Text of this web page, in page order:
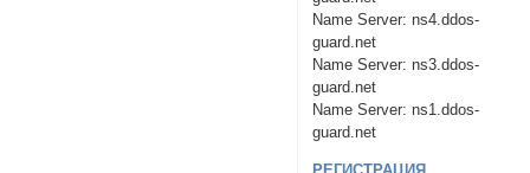
Name Server: ns4.ddos-
guard.net
Name Server: ns3.ddos-
guard.net
Name Server: ns1.ddos-
guard.net